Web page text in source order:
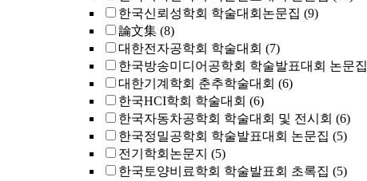
한국신뢰성학회 학술대회논문집 (9)
論文集 (8)
대한전자공학회 학술대회 (7)
한국방송미디어공학회 학술발표대회 논문집
대한기계학회 춘추학술대회 (6)
한국HCI학회 학술대회 (6)
한국자동차공학회 학술대회 및 전시회 (6)
한국정밀공학회 학술발표대회 논문집 (5)
전기학회논문지 (5)
한국토양비료학회 학술발표회 초록집 (5)